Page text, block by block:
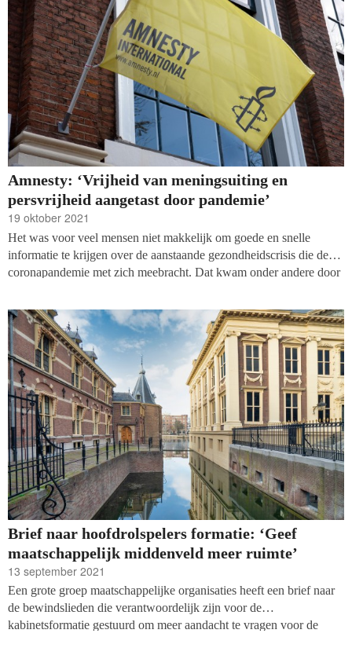
Amnesty: ‘Vrijheid van meningsuiting en
persvrijheid aangetast door pandemie’
19 oktober 2021
Het was voor veel mensen niet makkelijk om goede en snelle
informatie te krijgen over de aanstaande gezondheidscrisis die de
coronapandemie met zich meebracht. Dat kwam onder andere door
meningsuiting door overheden, schrijft Amnesty international in het
rapport ‘Silenced and Misinformed: Freedom of Expression in
Danger During COVID-19’.
Brief naar hoofdrolspelers formatie: ‘Geef
maatschappelijk middenveld meer ruimte’
13 september 2021
Een grote groep maatschappelijke organisaties heeft een brief naar
de bewindslieden die verantwoordelijk zijn voor de
kabinetsformatie gestuurd om meer aandacht te vragen voor de